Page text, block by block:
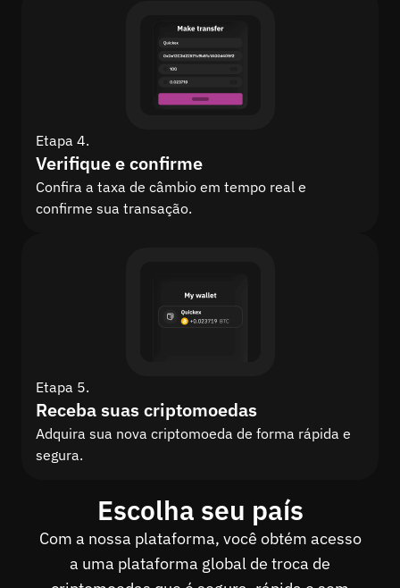
Etapa 4.
Verifique e confirme
Confira a taxa de câmbio em tempo real e
confirme sua transação.
Etapa 5.
Receba suas criptomoedas
Adquira sua nova criptomoeda de forma rápida e
segura.
Escolha seu país
Com a nossa plataforma, você obtém acesso
a uma plataforma global de troca de